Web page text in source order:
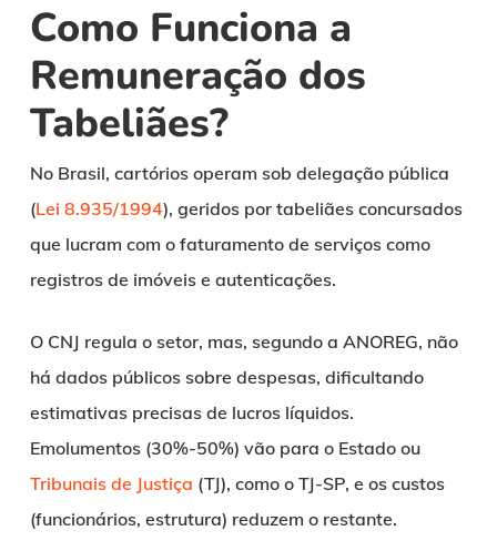
Como Funciona a
Remuneração dos
Tabeliães?
No Brasil, cartórios operam sob delegação pública
(Lei 8.935/1994), geridos por tabeliães concursados
que lucram com o faturamento de serviços como
registros de imóveis e autenticações.
O CNJ regula o setor, mas, segundo a ANOREG, não
há dados públicos sobre despesas, dificultando
estimativas precisas de lucros líquidos.
Emolumentos (30%-50%) vão para o Estado ou
Tribunais de Justiça (TJ), como o TJ-SP, e os custos
(funcionários, estrutura) reduzem o restante.